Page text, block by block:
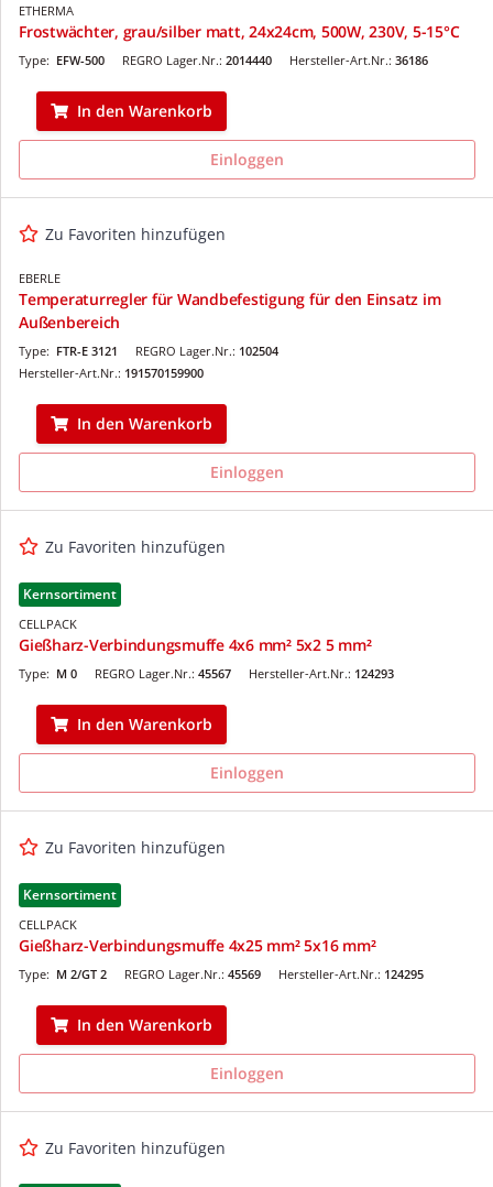
ETHERMA
Frostwächter, grau/silber matt, 24x24cm, 500W, 230V, 5-15°C
REGRO Lager.Nr.: 2014440
Type: EFW-500 Hersteller-Art.Nr.: 36186
In den Warenkorb
Einloggen
Zu Favoriten hinzufügen
EBERLE
Temperaturregler für Wandbefestigung für den Einsatz im
Außenbereich
REGRO Lager.Nr.: 102504
Type: FTR-E 3121
Hersteller-Art.Nr.: 191570159900
In den Warenkorb
Einloggen
Zu Favoriten hinzufügen
Kernsortiment
CELLPACK
Gießharz-Verbindungsmuffe 4x6 mm² 5x2 5 mm²
REGRO Lager.Nr.: 45567
Type: M 0 Hersteller-Art.Nr.: 124293
In den Warenkorb
Einloggen
Zu Favoriten hinzufügen
Kernsortiment
CELLPACK
Gießharz-Verbindungsmuffe 4x25 mm² 5x16 mm²
REGRO Lager.Nr.: 45569
Type: M 2/GT 2 Hersteller-Art.Nr.: 124295
In den Warenkorb
Einloggen
Zu Favoriten hinzufügen